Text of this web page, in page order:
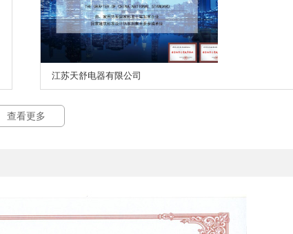
江苏天舒电器有限公司
查看更多